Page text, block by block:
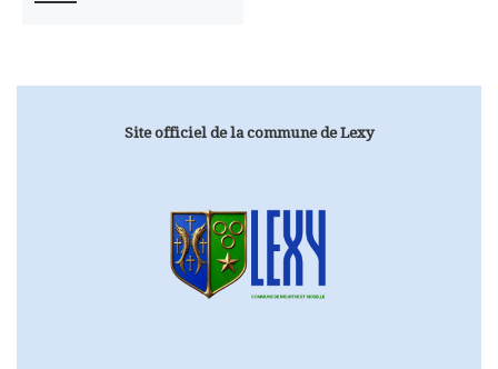
Site officiel de la commune de Lexy